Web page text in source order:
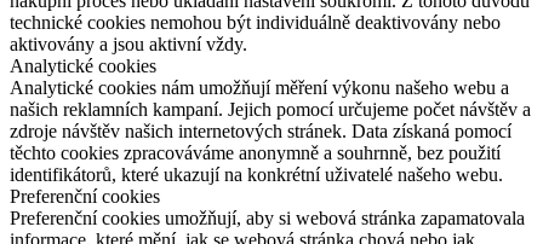
technické cookies nemohou být individuálně deaktivovány nebo
aktivovány a jsou aktivní vždy.
Analytické cookies
Analytické cookies nám umožňují měření výkonu našeho webu a
našich reklamních kampaní. Jejich pomocí určujeme počet návštěv a
zdroje návštěv našich internetových stránek. Data získaná pomocí
těchto cookies zpracováváme anonymně a souhrnně, bez použití
identifikátorů, které ukazují na konkrétní uživatelé našeho webu.
Preferenční cookies
Preferenční cookies umožňují, aby si webová stránka zapamatovala